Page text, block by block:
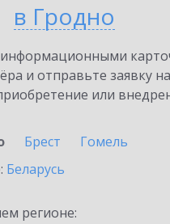
в Гродно
и отправьте заявку на
или
Брест
Гомель
Беларусь
регионе: